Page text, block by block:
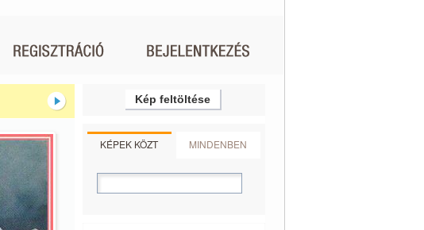
Kép feltöltése
KÉPEK KÖZT MINDENBEN